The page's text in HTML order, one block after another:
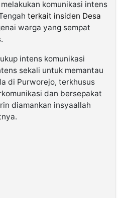
komunikasi intens
terkait insiden Desa
warga yang sempat
intens komunikasi
sekali untuk memantau
di Purworejo, terkhusus
dan bersepakat
diamankan insyaallah